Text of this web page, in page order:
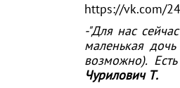
https://vk.com/
-"Для нас
маленькая
возможно).
Чурилович Т.